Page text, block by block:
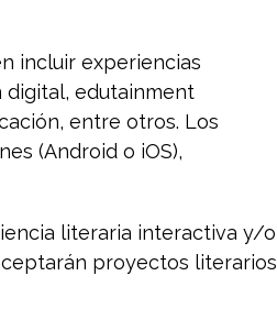
incluir experiencias
digital, edutainment
entre otros. Los
(Android o iOS),
literaria interactiva y/o
proyectos literarios